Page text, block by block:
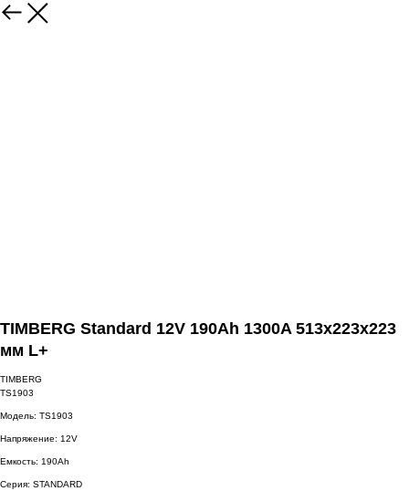
TIMBERG Standard 12V 190Ah 1300A 513x223x223
мм L+
TIMBERG
TS1903
Модель: TS1903
Напряжение: 12V
Емкость: 190Ah
Серия: STANDARD